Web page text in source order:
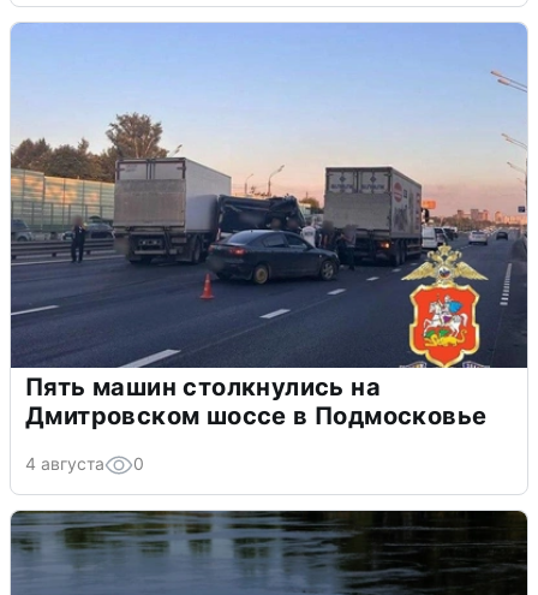
Пять машин столкнулись на
Дмитровском шоссе в Подмосковье
4 августа 0